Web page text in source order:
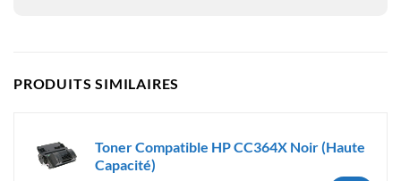
PRODUITS SIMILAIRES
Toner Compatible HP CC364X Noir (Haute
Capacité)